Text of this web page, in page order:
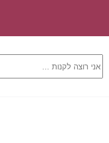
results